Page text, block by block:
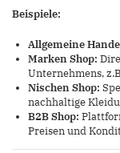
Beispiele:
Allgemeine
Marken Shop:
Unternehmens,
Nischen Shop:
nachhaltige
B2B Shop:
Preisen und